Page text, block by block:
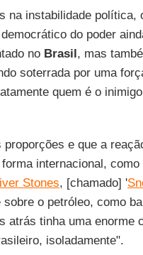
na instabilidade política,
do poder
no Brasil, mas
soterrada por uma
quem é o
e que a
internacional, como
Stones, [chamado] '
o petróleo, como
atrás tinha uma enorme
isoladamente".